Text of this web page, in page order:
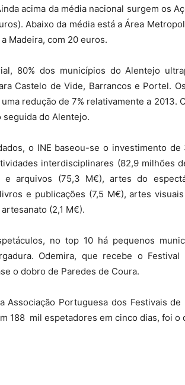
acima da média nacional surgem os
Abaixo da média está a Área
Madeira, com 20 euros.
80% dos municípios do Alentejo
Castelo de Vide, Barrancos e Portel.
redução de 7% relativamente a 2013.
do Alentejo.
o INE baseou-se o investimento
interdisciplinares (82,9 milhões
e arquivos (75,3 M€), artes do
e publicações (7,5 M€), artes
(2,1 M€).
no top 10 há pequenos
Odemira, que recebe o
o dobro de Paredes de Coura.
Associação Portuguesa dos Festivais
188 mil espetadores em cinco dias, foi